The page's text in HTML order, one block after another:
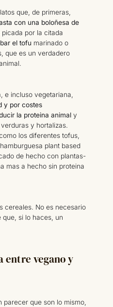
que, de primeras,
con una boloñesa de
por la citada
el tofu marinado o
que es un verdadero
e incluso vegetariana,
y por costes
la proteina animal y
y hortalizas.
los diferentes tofus,
plant based
de hecho con plantas-
mas a hecho sin proteina
cereales. No es necesario
si lo haces, un
entre vegano y
parecer que son lo mismo,